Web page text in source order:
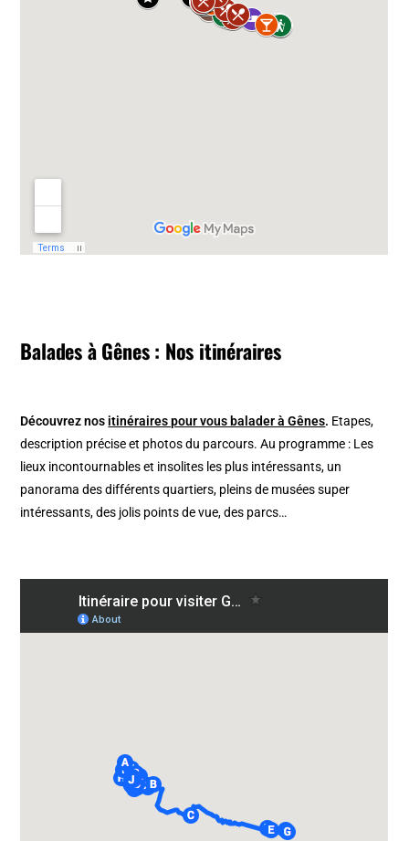
Balades à Gênes : Nos itinéraires
Découvrez nos itinéraires pour vous balader à Gênes. Etapes,
description précise et photos du parcours. Au programme : Les
lieux incontournables et insolites les plus intéressants, un
panorama des différents quartiers, pleins de musées super
intéressants, des jolis points de vue, des parcs…